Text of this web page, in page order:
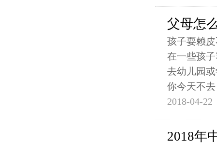
父母怎
孩子耍赖
在一些孩
去幼儿园
你今天不去
2018-04-22
2018年